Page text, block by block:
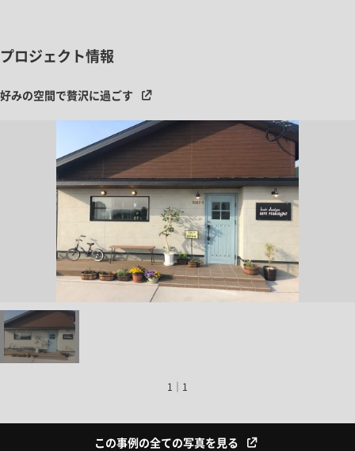
プロジェクト情報
好みの空間で贅沢に過ごす
1｜1
この事例の全ての写真を見る